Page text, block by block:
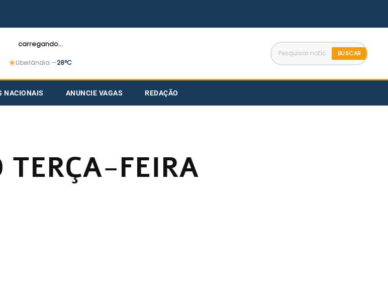
carregando...
Uberlândia —28°C
BUSCAR
NACIONAIS ANUNCIE VAGAS REDAÇÃO
TERÇA-FEIRA